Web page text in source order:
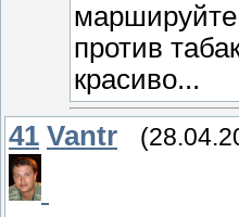
против
красиво...
41 Vantr